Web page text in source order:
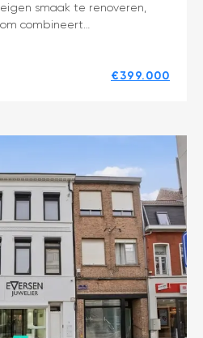
smaak te renoveren,
combineert…
€399.000